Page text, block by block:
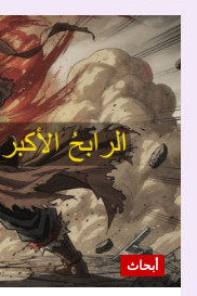
أبحاث